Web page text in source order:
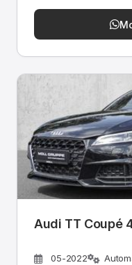
Audi TT Coupé
05-2022